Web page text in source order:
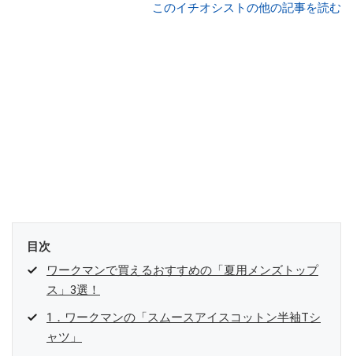
このイチオシストの他の記事を読む
目次
ワークマンで買えるおすすめの「夏用メンズトップ
ス」3選！
1．ワークマンの「スムースアイスコットン半袖Tシ
ャツ」